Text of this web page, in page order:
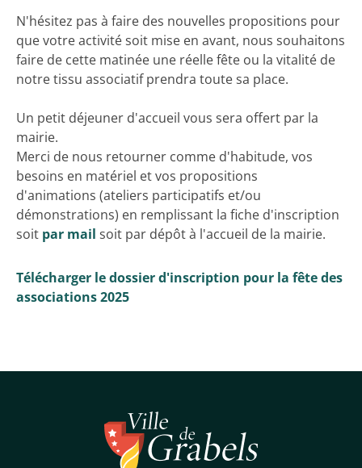
N'hésitez pas à faire des nouvelles propositions pour
que votre activité soit mise en avant, nous souhaitons
faire de cette matinée une réelle fête ou la vitalité de
notre tissu associatif prendra toute sa place.
Un petit déjeuner d'accueil vous sera offert par la
mairie.
Merci de nous retourner comme d'habitude, vos
besoins en matériel et vos propositions
d'animations (ateliers participatifs et/ou
démonstrations) en remplissant la fiche d'inscription
soit par mail soit par dépôt à l'accueil de la mairie.
Télécharger le dossier d'inscription pour la fête des
associations 2025